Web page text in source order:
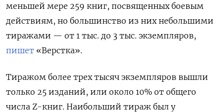
меньшей мере 259 книг, посвященных боевым
действиям, но большинство из них небольшими
тиражами — от 1 тыс. до 3 тыс. экземпляров,
пишет «Верстка».
Тиражом более трех тысяч экземпляров вышли
только 25 изданий, или около 10% от общего
числа Z-книг. Наибольший тираж был у